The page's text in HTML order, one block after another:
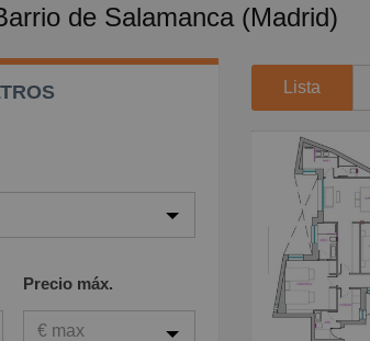
de Salamanca (Madrid)
Precio máx.
€ max
Lista